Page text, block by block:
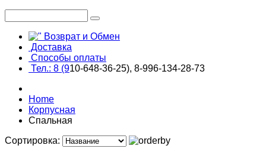
Возврат и Обмен
Доставка
Способы оплаты
Тел.: 8 (910-648-36-25), 8-996-134-28-73
Home
Корпусная
Спальная
Сортировка: